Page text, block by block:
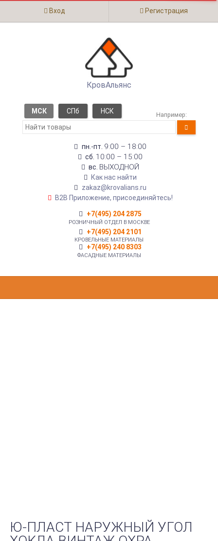
Вход Регистрация
КровАльянс
МСК СПб НСК Например:
пн.-пт. 9:00 – 18:00
сб. 10:00 – 15:00
вс. ВЫХОДНОЙ
Как нас найти
zakaz@krovalians.ru
B2B Приложение, присоединяйтесь!
+7(495) 204 2875
РОЗНИЧНЫЙ ОТДЕЛ В МОСКВЕ
+7(495) 204 2101
КРОВЕЛЬНЫЕ МАТЕРИАЛЫ
+7(495) 240 8303
ФАСАДНЫЕ МАТЕРИАЛЫ
Ю-ПЛАСТ НАРУЖНЫЙ УГОЛ